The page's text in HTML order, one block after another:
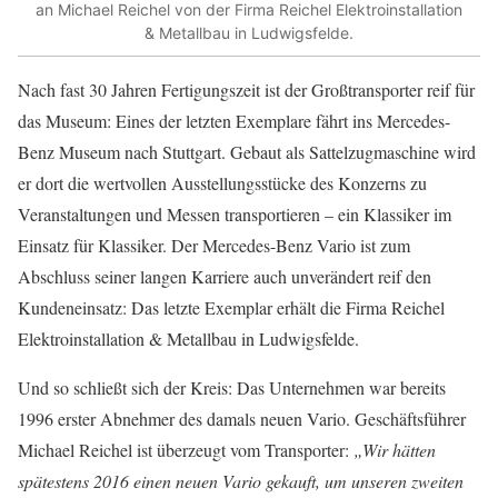
an Michael Reichel von der Firma Reichel Elektroinstallation
& Metallbau in Ludwigsfelde.
Nach fast 30 Jahren Fertigungszeit ist der Großtransporter reif für
das Museum: Eines der letzten Exemplare fährt ins Mercedes-
Benz Museum nach Stuttgart. Gebaut als Sattelzugmaschine wird
er dort die wertvollen Ausstellungsstücke des Konzerns zu
Veranstaltungen und Messen transportieren – ein Klassiker im
Einsatz für Klassiker. Der Mercedes-Benz Vario ist zum
Abschluss seiner langen Karriere auch unverändert reif den
Kundeneinsatz: Das letzte Exemplar erhält die Firma Reichel
Elektroinstallation & Metallbau in Ludwigsfelde.
Und so schließt sich der Kreis: Das Unternehmen war bereits
1996 erster Abnehmer des damals neuen Vario. Geschäftsführer
Michael Reichel ist überzeugt vom Transporter: „Wir hätten
spätestens 2016 einen neuen Vario gekauft, um unseren zweiten